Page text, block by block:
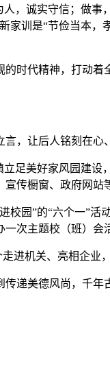
，诚实守信；做
家训是“节俭当本
代精神，打动着
，让后人铭刻在心
美好家风园建设
传橱窗、政府网站
园”的“六个一”活
次主题校（班）会
机关、亮相企业，
美德风尚，千年